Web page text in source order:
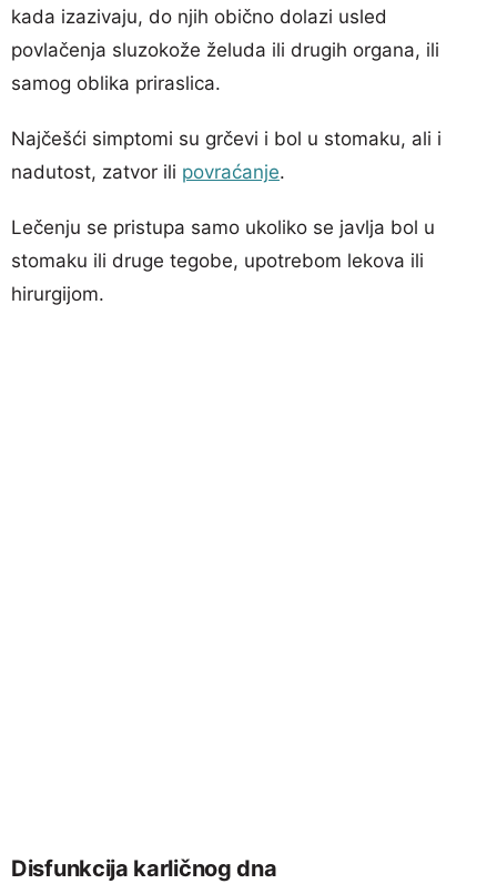
kada izazivaju, do njih obično dolazi usled
povlačenja sluzokože želuda ili drugih organa, ili
samog oblika priraslica.
Najčešći simptomi su grčevi i bol u stomaku, ali i
nadutost, zatvor ili povraćanje.
Lečenju se pristupa samo ukoliko se javlja bol u
stomaku ili druge tegobe, upotrebom lekova ili
hirurgijom.
Disfunkcija karličnog dna